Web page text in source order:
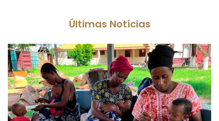
Últimas Notícias